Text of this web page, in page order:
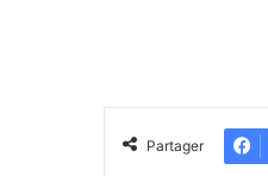
Partager